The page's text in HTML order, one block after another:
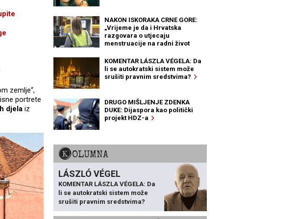
zemlje“,
portrete
djela iz
NAKON ISKORAKA CRNE GORE:
„Vrijeme je da i Hrvatska
razgovara o utjecaju
menstruacije na radni život
KOMENTAR LÁSZLA VÉGELA: Da
li se autokratski sistem može
srušiti pravnim sredstvima?
DRUGO MIŠLJENJE ZDENKA
DUKE: Dijaspora kao politički
projekt HDZ-a
KOLUMNA
LÁSZLÓ VÉGEL
KOMENTAR LÁSZLA VÉGELA: Da
li se autokratski sistem može
srušiti pravnim sredstvima?